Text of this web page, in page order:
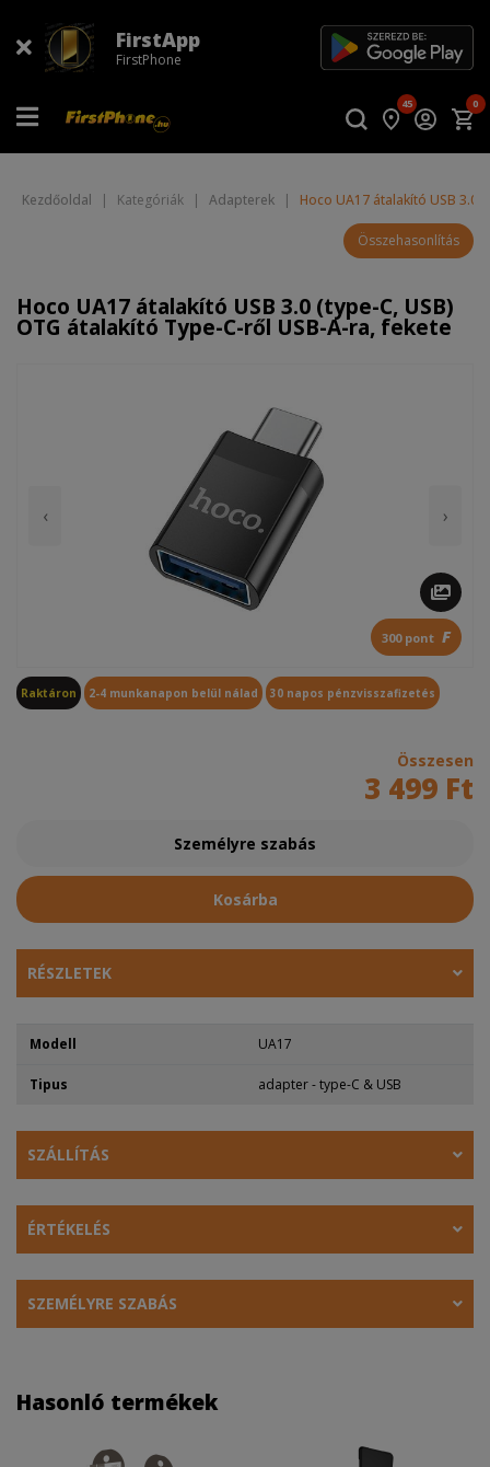
FirstApp
FirstPhone
45 0
Kezdőoldal | Kategóriák | Adapterek | Hoco UA17 átalakító USB 3.0
Összehasonlítás
Hoco UA17 átalakító USB 3.0 (type-C, USB)
OTG átalakító Type-C-ről USB-A-ra, fekete
‹ ›
300 pont F
Raktáron 2-4 munkanapon belül nálad 30 napos pénzvisszafizetés
Összesen
3 499 Ft
Személyre szabás
Kosárba
RÉSZLETEK
Modell UA17
Tipus adapter - type-C & USB
SZÁLLÍTÁS
ÉRTÉKELÉS
SZEMÉLYRE SZABÁS
Hasonló termékek